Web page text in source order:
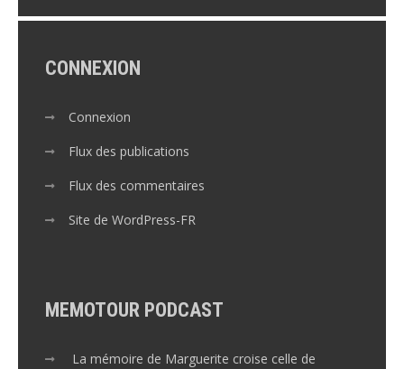
CONNEXION
Connexion
Flux des publications
Flux des commentaires
Site de WordPress-FR
MEMOTOUR PODCAST
La mémoire de Marguerite croise celle de